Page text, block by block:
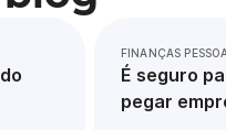
FINANÇAS
É seguro
pegar